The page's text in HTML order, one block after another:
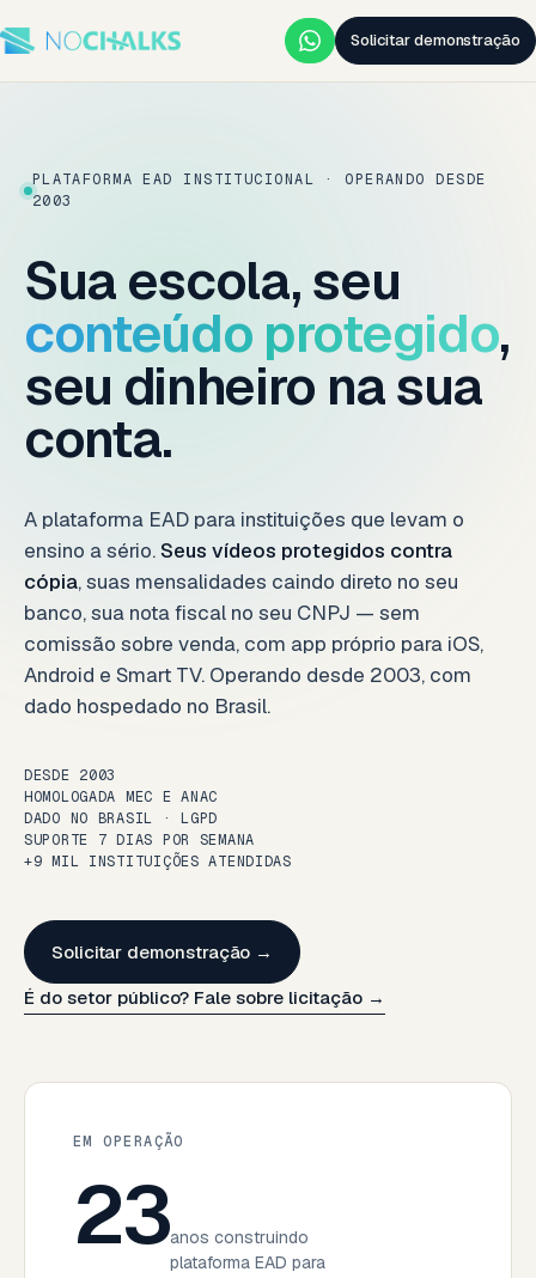
Solicitar demonstração
PLATAFORMA EAD INSTITUCIONAL · OPERANDO DESDE
2003
Sua escola, seu
conteúdo protegido,
seu dinheiro na sua
conta.
A plataforma EAD para instituições que levam o
ensino a sério.Seus vídeos protegidos contra
cópia, suas mensalidades caindo direto no seu
banco, sua nota fiscal no seu CNPJ — sem
comissão sobre venda, com app próprio para iOS,
Android e Smart TV. Operando desde 2003, com
dado hospedado no Brasil.
DESDE 2003
HOMOLOGADA MEC E ANAC
DADO NO BRASIL · LGPD
SUPORTE 7 DIAS POR SEMANA
+9 MIL INSTITUIÇÕES ATENDIDAS
Solicitar demonstração →
É do setor público? Fale sobre licitação →
EM OPERAÇÃO
23anos construindo
plataforma EAD para